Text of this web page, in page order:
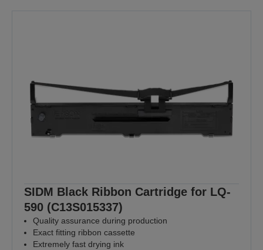
SIDM Black Ribbon Cartridge for LQ-
590 (C13S015337)
Quality assurance during production
Exact fitting ribbon cassette
Extremely fast drying ink